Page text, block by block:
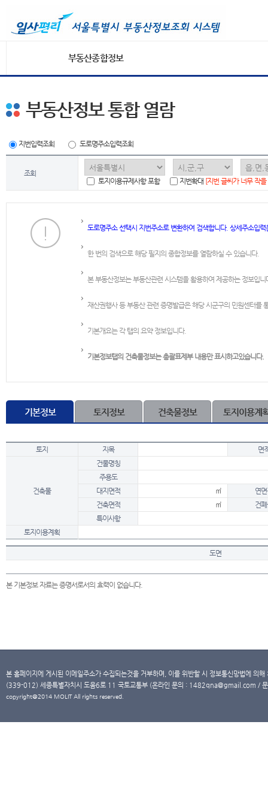
부동산종합정보
부동산정보 통합 열람
지번입력조회 도로명주소입력조회
조회
토지이용규제사항 포함
지번확대 [지번 글씨가 너무 작
도로명주소 선택시 지번주소로 변환하여 검색합니다. 상세주소입
한 번의 검색으로 해당 필지의 종합정보를 열람하실 수 있습니다.
본 부동산정보는 부동산관련 시스템을 활용하여 제공하는 정보입니
재산권행사 등 부동산 관련 증명발급은 해당 시군구의 민원센터를
기본개요는 각 탭의 요약 정보입니다.
기본정보탭의 건축물정보는 총괄표제부 내용만 표시하고있습니다.
기본정보 토지정보 건축물정보 토지이용계
토지 지목 면
건축물
건물명칭
주용도
대지면적
㎡
연
건축면적
㎡
건
특이사항
토지이용계획
도면
본 기본정보 자료는 증명서로서의 효력이 없습니다.
본 홈페이지에 게시된 이메일주소가 수집되는것을 거부하며, 이를 위반할 시 정보통신망법에 의
(339-012) 세종특별자치시 도움6로 11 국토교통부 (온라인 문의 : 1482qna@gmail.com /
copyright@2014 MOLIT All rights reserved.